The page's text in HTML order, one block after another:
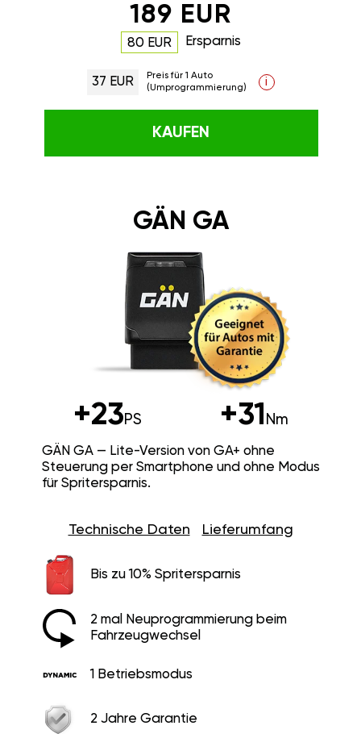
189 EUR
80 EUR Ersparnis
37 EUR
Preis für 1 Auto
(Umprogrammierung)
i
KAUFEN
GÄN GA
+23PS +31 Nm
GÄN GA — Lite-Version von GA+ ohne
Steuerung per Smartphone und ohne Modus
für Spritersparnis.
Technische Daten Lieferumfang
Bis zu 10% Spritersparnis
2 mal Neuprogrammierung beim
Fahrzeugwechsel
1 Betriebsmodus
2 Jahre Garantie